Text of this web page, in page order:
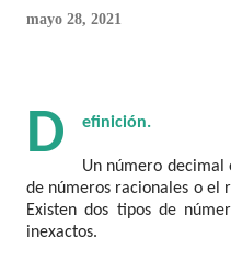
mayo 28, 2021
D eﬁnición.
Un número decimal
de números racionales o el
Existen dos tipos de
inexactos.